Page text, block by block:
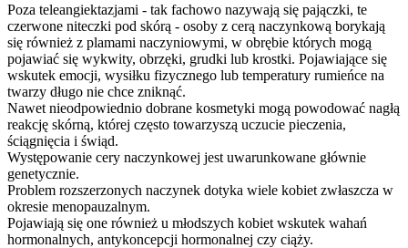
Poza teleangiektazjami - tak fachowo nazywają się pajączki, te
czerwone niteczki pod skórą - osoby z cerą naczynkową borykają
się również z plamami naczyniowymi, w obrębie których mogą
pojawiać się wykwity, obrzęki, grudki lub krostki. Pojawiające się
wskutek emocji, wysiłku fizycznego lub temperatury rumieńce na
twarzy długo nie chce zniknąć.
Nawet nieodpowiednio dobrane kosmetyki mogą powodować nagłą
reakcję skórną, której często towarzyszą uczucie pieczenia,
ściągnięcia i świąd.
Występowanie cery naczynkowej jest uwarunkowane głównie
genetycznie.
Problem rozszerzonych naczynek dotyka wiele kobiet zwłaszcza w
okresie menopauzalnym.
Pojawiają się one również u młodszych kobiet wskutek wahań
hormonalnych, antykoncepcji hormonalnej czy ciąży.